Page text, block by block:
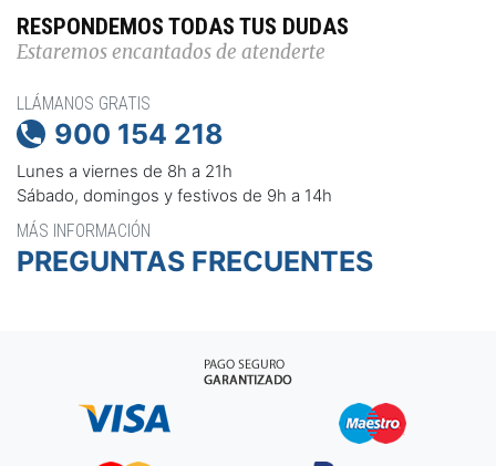
RESPONDEMOS TODAS TUS DUDAS
Estaremos encantados de atenderte
LLÁMANOS GRATIS
 900 154 218
Lunes a viernes de 8h a 21h
Sábado, domingos y festivos de 9h a 14h
MÁS INFORMACIÓN
PREGUNTAS FRECUENTES